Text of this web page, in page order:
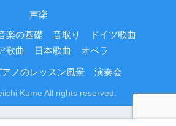
声楽
楽の基礎 音取り
ドイツ歌曲
歌曲
日本歌曲 オペラ
アノのレッスン風景 演奏会
Kume All rights reserved.